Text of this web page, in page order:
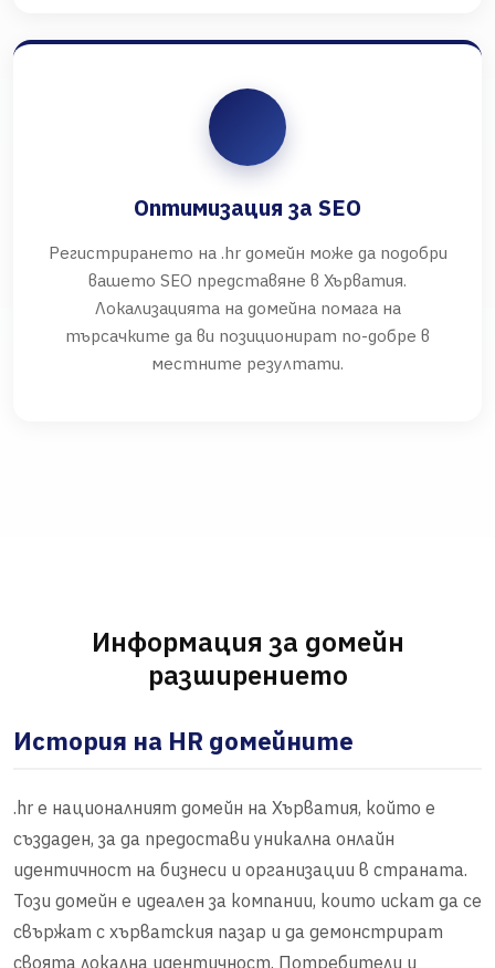
Оптимизация за SEO
Регистрирането на .hr домейн може да подобри
вашето SEO представяне в Хърватия.
Локализацията на домейна помага на
търсачките да ви позиционират по-добре в
местните резултати.
Информация за домейн
разширението
История на HR домейните
.hr е националният домейн на Хърватия, който е
създаден, за да предостави уникална онлайн
идентичност на бизнеси и организации в страната.
Този домейн е идеален за компании, които искат да се
свържат с хърватския пазар и да демонстрират
своята локална идентичност. Потребители и